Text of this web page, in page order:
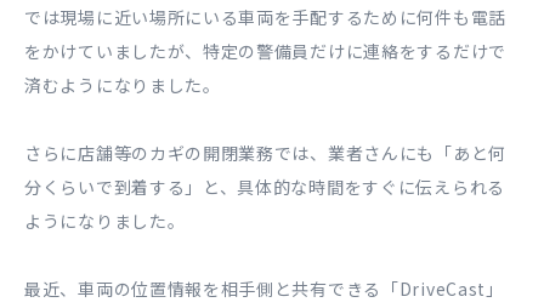
では現場に近い場所にいる車両を手配するために何件も電話
をかけていましたが、特定の警備員だけに連絡をするだけで
済むようになりました。
さらに店舗等のカギの開閉業務では、業者さんにも「あと何
分くらいで到着する」と、具体的な時間をすぐに伝えられる
ようになりました。
最近、車両の位置情報を相手側と共有できる「DriveCast」